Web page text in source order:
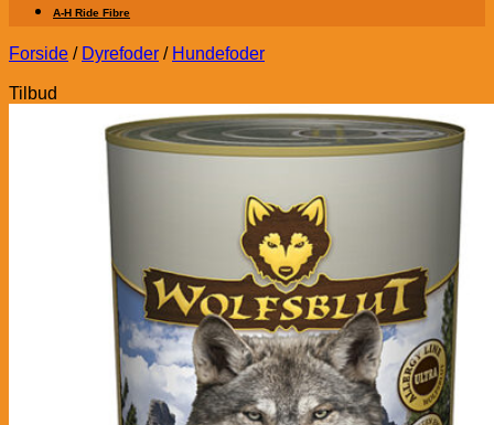
A-H Ride Fibre
Forside / Dyrefoder / Hundefoder
Tilbud